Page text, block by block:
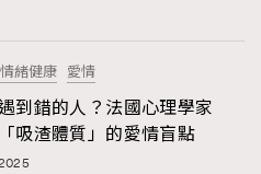
情緒健康 愛情
到錯的人？法國心理學家
吸渣體質」的愛情盲點